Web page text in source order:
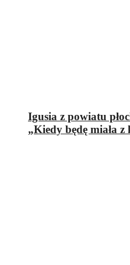
Igusia z powiatu
„Kiedy będę miała